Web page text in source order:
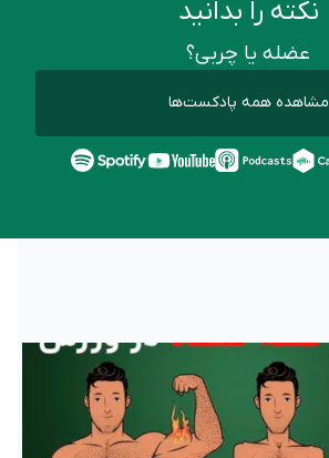
نکته را بدانید
عضله یا چربی؟
مشاهده همه پادکست‌ها